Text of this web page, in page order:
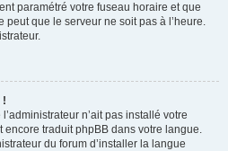
paramétré votre fuseau horaire et que
peut que le serveur ne soit pas à l’heure.
!
n’ait pas installé votre
encore traduit phpBB dans votre langue.
du forum d’installer la langue